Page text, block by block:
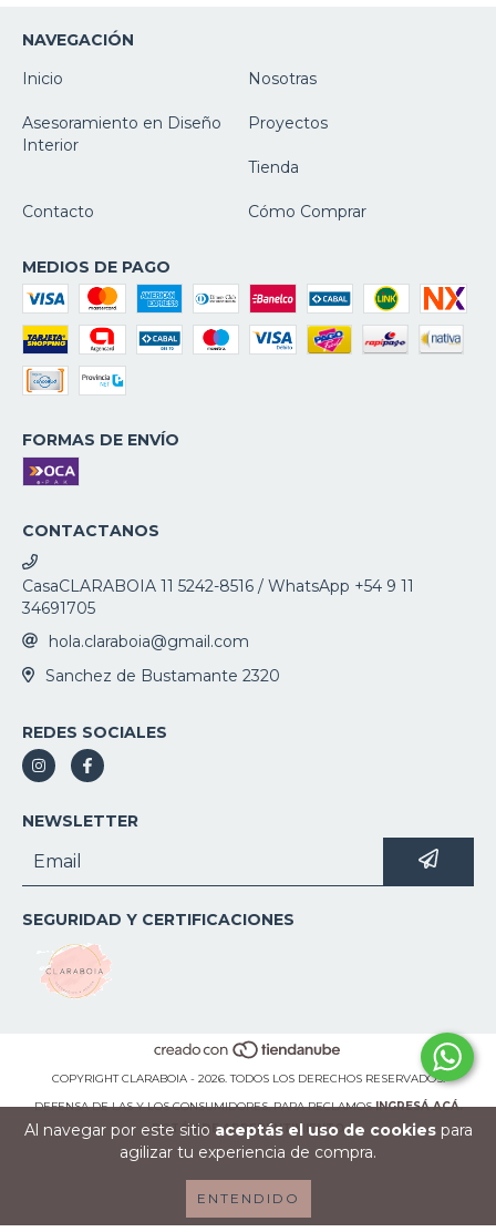
Al navegar por este sitio aceptás el uso de cookiespara
agilizar tu experiencia de compra.
ENTENDIDO
NAVEGACIÓN
Inicio
Nosotras
Asesoramiento en Diseño
Interior
Proyectos
Tienda
Contacto Cómo Comprar
MEDIOS DE PAGO
FORMAS DE ENVÍO
CONTACTANOS
CasaCLARABOIA 11 5242-8516 / WhatsApp +54 9 11
34691705
hola.claraboia@gmail.com
Sanchez de Bustamante 2320
REDES SOCIALES
NEWSLETTER
SEGURIDAD Y CERTIFICACIONES
COPYRIGHT CLARABOIA - 2026. TODOS LOS DERECHOS RESERVADOS.
DEFENSA DE LAS Y LOS CONSUMIDORES. PARA RECLAMOS INGRESÁ ACÁ.
BOTÓN DE ARREPENTIMIENTO